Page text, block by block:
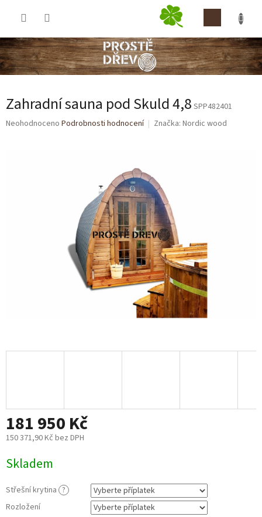
Zahradní sauna pod Skuld 4,8 SPP482401
Průměrné
Neohodnoceno Podrobnosti hodnocení Značka: Nordic wood
181 950 Kč
150 371,90 Kč bez DPH
cena:
Skladem
Střešní krytina ?
Rozložení